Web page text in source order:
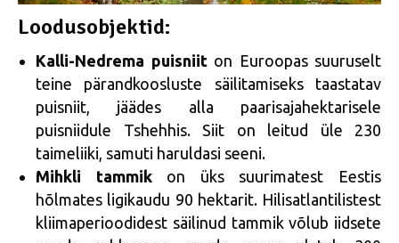
Loodusobjektid:
Kalli-Nedrema puisniit on Euroopas suuruselt
teine pärandkoosluste säilitamiseks taastatav
puisniit, jäädes alla paarisajahektarisele
puisniidule Tshehhis. Siit on leitud üle 230
taimeliiki, samuti haruldasi seeni.
Mihkli tammikon üks suurimatest Eestis
hõlmates ligikaudu 90 hektarit. Hilisatlantilistest
kliimaperioodidest säilinud tammik võlub iidsete